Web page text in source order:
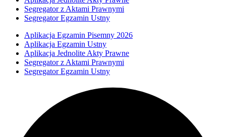
Segregator z Aktami Prawnymi
Segregator Egzamin Ustny
Aplikacja Egzamin Pisemny 2026
Aplikacja Egzamin Ustny
Aplikacja Jednolite Akty Prawne
Segregator z Aktami Prawnymi
Segregator Egzamin Ustny